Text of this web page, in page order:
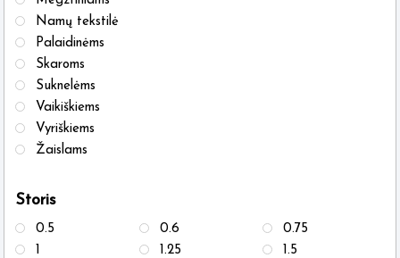
Namų tekstilė
Palaidinėms
Skaroms
Suknelėms
Vaikiškiems
Vyriškiems
Žaislams
Storis
0.5 0.6
0.75
1.25
1.5